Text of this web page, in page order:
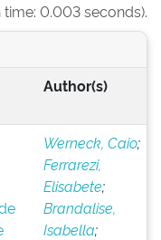
time: 0.003 seconds).
Author(s)
Werneck, Caio;
Ferrarezi,
Elisabete;
Brandalise,
Isabella;